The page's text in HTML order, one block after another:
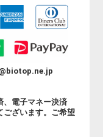
、電子マネー決済
ございます。ご希望